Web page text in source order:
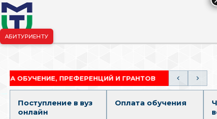
АБИТУРИЕНТУ
ПРЕФЕРЕНЦИЙ И ГРАНТОВ
Поступление в вуз
онлайн
Оплата обучения